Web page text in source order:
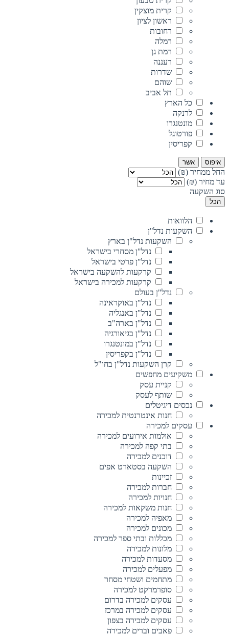
קרית מוצקין
ראשון לציון
רחובות
רמלה
רמת גן
רעננה
שדרות
שוהם
תל אביב
כל הארץ
לרנקה
מונטנגרו
פורטוגל
קפריסין
איפוס אשר
החל ממחיר (₪)
עד מחיר (₪)
סוג השקעה
הכל
הלוואות
השקעות נדל"ן
השקעות נדל"ן בארץ
נדל"ן מסחרי בישראל
נדל"ן פרטי בישראל
קרקעות להשקעה בישראל
קרקעות למכירה בישראל
נדל"ן בעולם
נדל"ן באוקראינה
נדל"ן באנגליה
נדל"ן בארה"ב
נדל"ן בגיאורגיה
נדל"ן במונטנגרו
נדל"ן בקפריסין
קרן השקעות נדל"ן בחו"ל
משקיעים מחפשים
קניית עסק
שותף לעסק
נכסים דיגיטלים
חנות אינטרנטית למכירה
עסקים למכירה
אולמות אירועים למכירה
בתי קפה למכירה
דוכנים למכירה
השקעה בסטארט אפים
זכיינות
חברות למכירה
חנויות למכירה
חנות משקאות למכירה
מאפיה למכירה
מכונים למכירה
מכללות ובתי ספר למכירה
מלונות למכירה
מסעדות למכירה
מפעלים למכירה
מתחמים ושטחי מסחר
סופרמרקט למכירה
עסקים למכירה בדרום
עסקים למכירה במרכז
עסקים למכירה בצפון
פאבים וברים למכירה